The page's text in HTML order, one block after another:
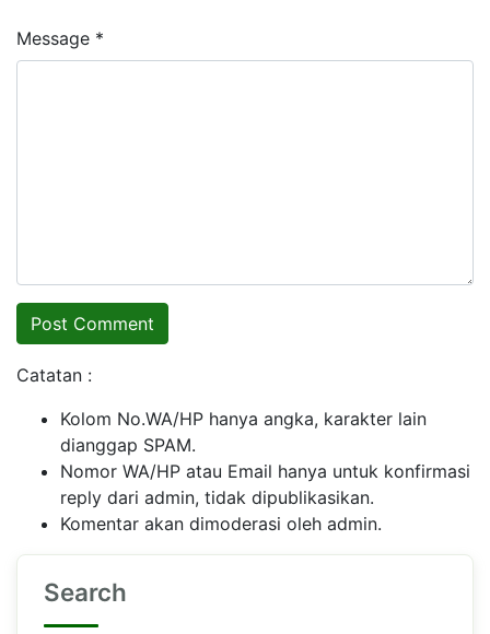
Message *
Catatan :
Kolom No.WA/HP hanya angka, karakter lain
dianggap SPAM.
Nomor WA/HP atau Email hanya untuk konfirmasi
reply dari admin, tidak dipublikasikan.
Komentar akan dimoderasi oleh admin.
Search